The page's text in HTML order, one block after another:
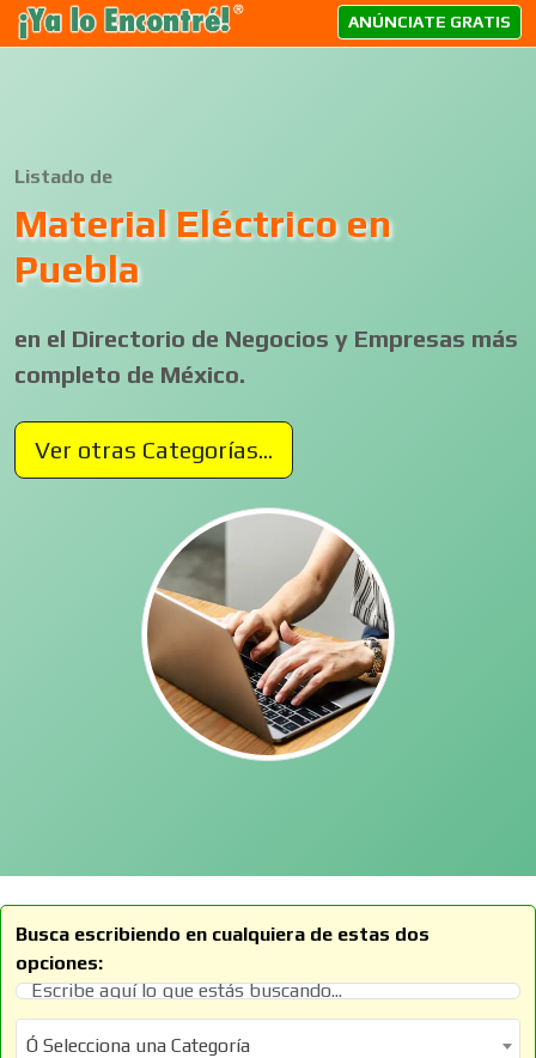
ANÚNCIATE GRATIS
Listado de
Material Eléctrico en
Puebla
en el Directorio de Negocios y Empresas más
completo de México.
Ver otras Categorías...
Busca escribiendo en cualquiera de estas dos
opciones:
Ó Selecciona una Categoría
Ó Selecciona una Categoría